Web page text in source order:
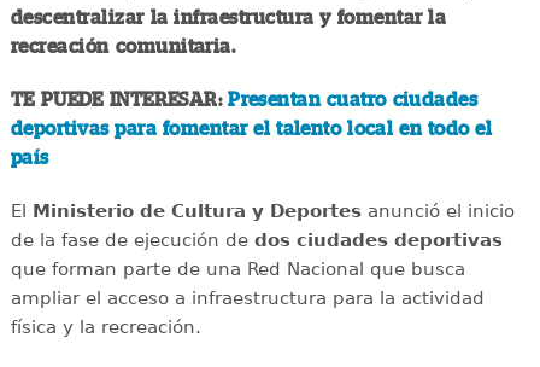
descentralizar la infraestructura y fomentar la
recreación comunitaria.
TE PUEDE INTERESAR:Presentan cuatro ciudades
deportivas para fomentar el talento local en todo el
país
El Ministerio de Cultura y Deportesanunció el inicio
de la fase de ejecución de dos ciudades deportivas
que forman parte de una Red Nacional que busca
ampliar el acceso a infraestructura para la actividad
física y la recreación.